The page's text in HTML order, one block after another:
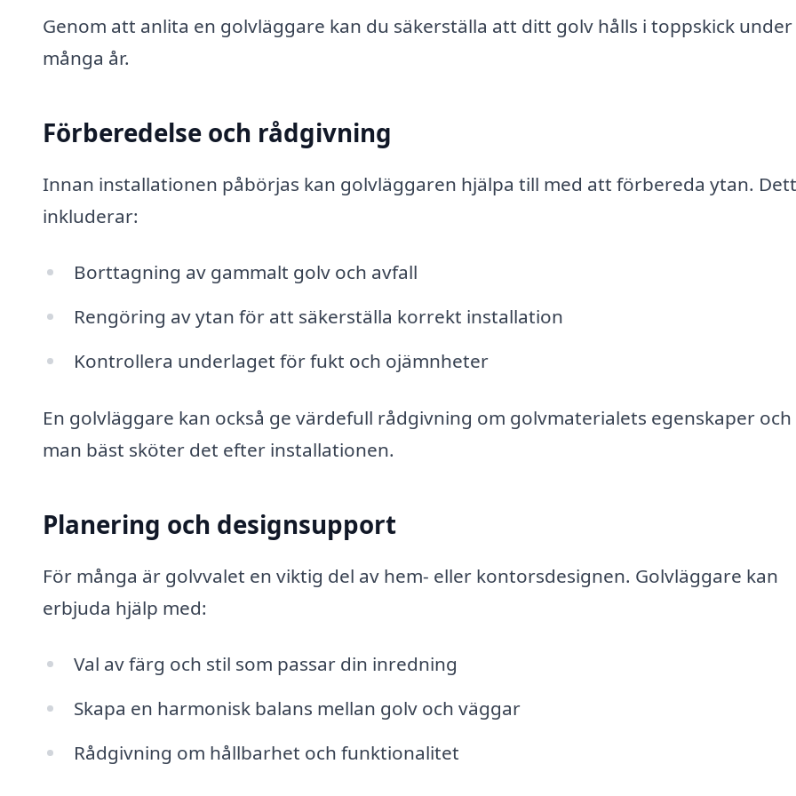
Genom att anlita en golvläggare kan du säkerställa att ditt golv hålls i toppskick under
många år.
Förberedelse och rådgivning
Innan installationen påbörjas kan golvläggaren hjälpa till med att förbereda ytan.
inkluderar:
Borttagning av gammalt golv och avfall
Rengöring av ytan för att säkerställa korrekt installation
Kontrollera underlaget för fukt och ojämnheter
En golvläggare kan också ge värdefull rådgivning om golvmaterialets egenskaper
man bäst sköter det efter installationen.
Planering och designsupport
För många är golvvalet en viktig del av hem- eller kontorsdesignen. Golvläggare kan
erbjuda hjälp med:
Val av färg och stil som passar din inredning
Skapa en harmonisk balans mellan golv och väggar
Rådgivning om hållbarhet och funktionalitet